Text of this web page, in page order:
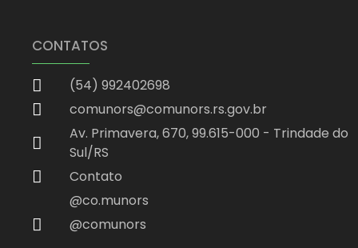
CONTATOS
(54) 992402698
comunors@comunors.rs.gov.br
Av. Primavera, 670, 99.615-000 - Trindade do
Sul/RS
Contato
@co.munors
@comunors